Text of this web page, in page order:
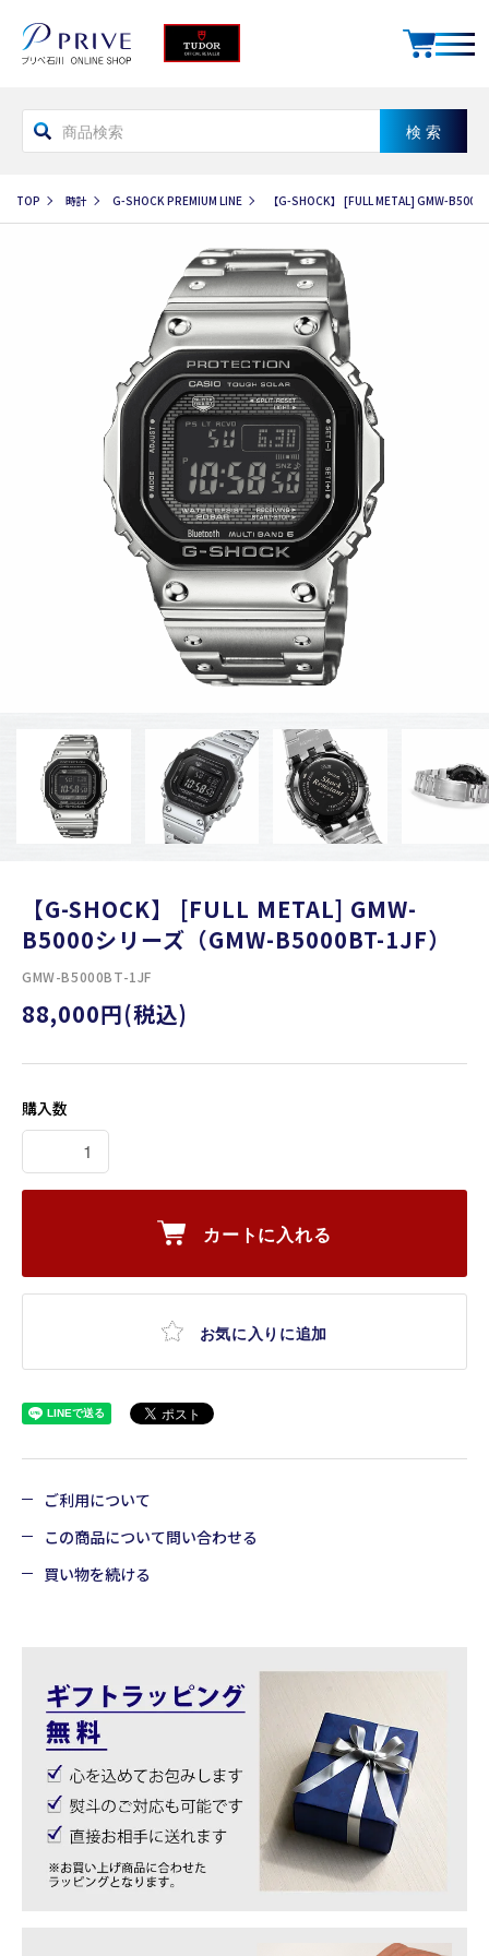
TOP 時計 G-SHOCK PREMIUM LINE 【G-SHOCK】 [FULL METAL] GMW-
【G-SHOCK】 [FULL METAL] GMW-
B5000シリーズ（GMW-B5000BT-1JF）
GMW-B5000BT-1JF
88,000円(税込)
購入数
カートに入れる
お気に入りに追加
ご利用について
この商品について問い合わせる
買い物を続ける